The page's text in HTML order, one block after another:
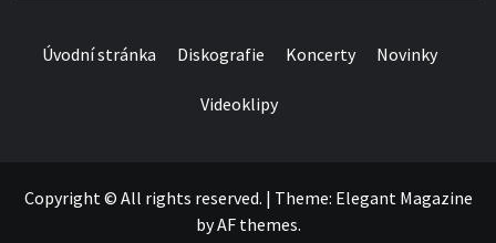
Úvodní stránka Diskografie Koncerty Novinky
Videoklipy
Copyright © All rights reserved. | Theme: Elegant Magazine
byAF themes.